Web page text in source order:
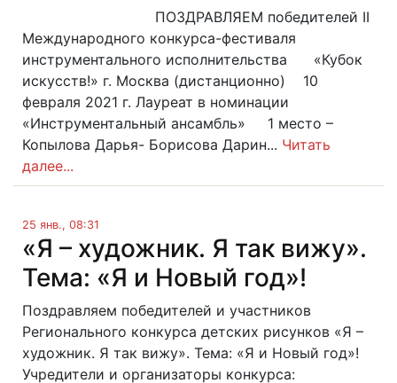
ПОЗДРАВЛЯЕМ победителей II
Международного конкурса-фестиваля
инструментального исполнительства «Кубок
искусств!» г. Москва (дистанционно) 10
февраля 2021 г. Лауреат в номинации
«Инструментальный ансамбль» 1 место –
Копылова Дарья- Борисова Дарин... Читать
далее...
25 янв., 08:31
«Я – художник. Я так вижу».
Тема: «Я и Новый год»!
Поздравляем победителей и участников
Регионального конкурса детских рисунков «Я –
художник. Я так вижу». Тема: «Я и Новый год»!
Учредители и организаторы конкурса: